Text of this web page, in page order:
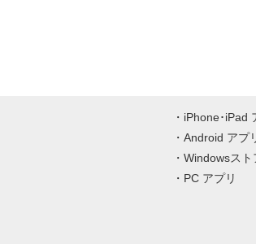
iPhone･iPad
Android アプ
Windowsスト
PC アプリ